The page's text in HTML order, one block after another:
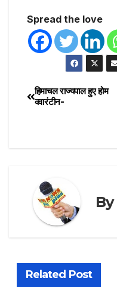
Spread the love
हिमाचल राज्यपाल हुए होम
क्वारंटीन-
By
Related Post